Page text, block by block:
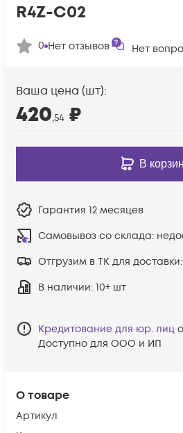
О товаре
Артикул
R4Z-C02
0 Нет отзывов Нет
Ваша цена (шт):
420,54 ₽
В
Гарантия 12 месяцев
Самовывоз со склада:
Отгрузим в ТК для доставки:
В наличии: 10+ шт
Кредитование для юр. лиц
Доступно для ООО и ИП